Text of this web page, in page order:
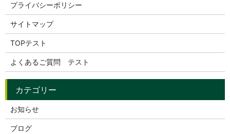
プライバシーポリシー
サイトマップ
TOPテスト
よくあるご質問 テスト
お知らせ
ブログ